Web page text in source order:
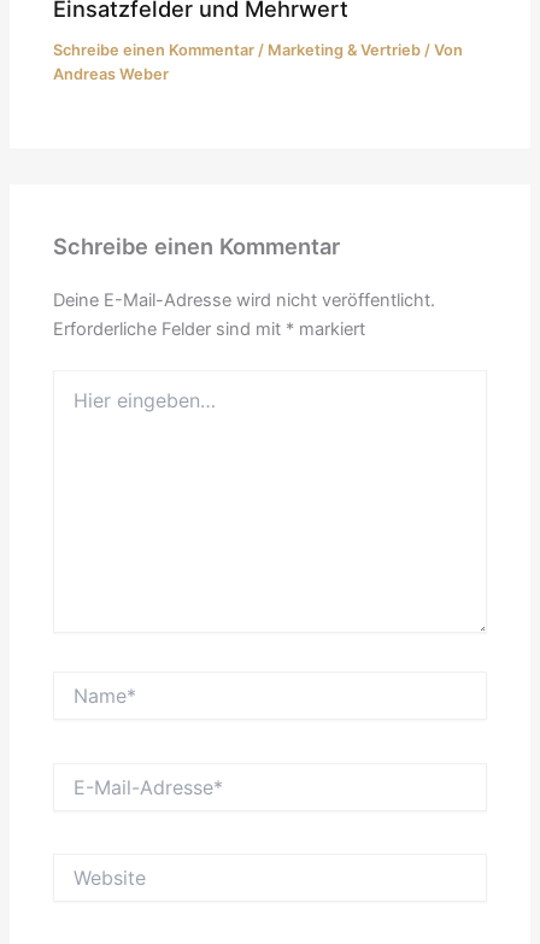
Einsatzfelder und Mehrwert
Schreibe einen Kommentar / Marketing & Vertrieb / Von
Andreas Weber
Schreibe einen Kommentar
Deine E-Mail-Adresse wird nicht veröffentlicht.
Erforderliche Felder sind mit * markiert
eingeben…
Mail-